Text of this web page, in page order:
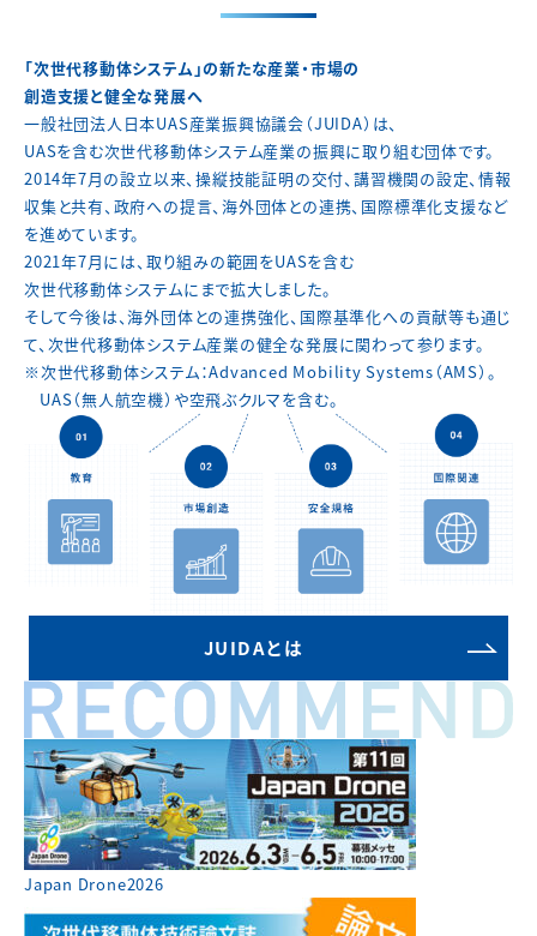
「次世代移動体システム」の新たな産業・市場の
創造支援と健全な発展へ
一般社団法人日本UAS産業振興協議会（JUIDA）は、
UASを含む次世代移動体システム産業の振興に取り組む団体です。
2014年7月の設立以来、操縦技能証明の交付、講習機関の設定、情報
収集と共有、政府への提言、海外団体との連携、 国際標準化支援など
を進めています。
2021年7月には、取り組みの範囲をUASを含む
次世代移動体システムにまで拡大しました。
そして今後は、海外団体との連携強化、国際基準化への貢献等も通じ
て、 次世代移動体システム産業の健全な発展に関わって参ります。
※次世代移動体システム：Advanced Mobility Systems（AMS）。
UAS（無人航空機）や空飛ぶクルマを含む。
JUIDAとは
Japan Drone2026